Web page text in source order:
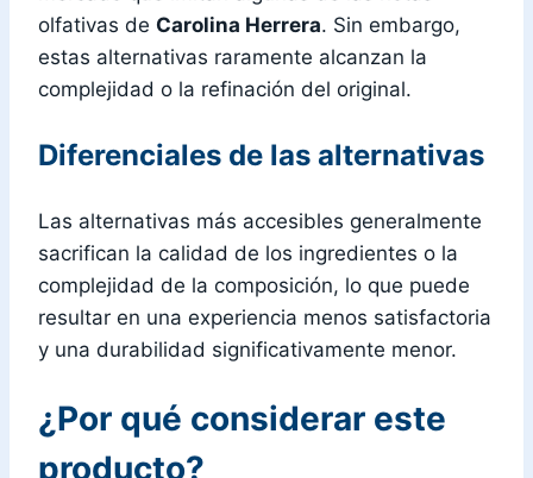
olfativas de Carolina Herrera. Sin embargo,
estas alternativas raramente alcanzan la
complejidad o la refinación del original.
Diferenciales de las alternativas
Las alternativas más accesibles generalmente
sacrifican la calidad de los ingredientes o la
complejidad de la composición, lo que puede
resultar en una experiencia menos satisfactoria
y una durabilidad significativamente menor.
¿Por qué considerar este
producto?